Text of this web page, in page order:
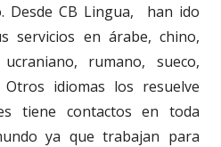
Desde CB Lingua, han ido
servicios en árabe, chino,
rumano, sueco,
idiomas los resuelve
tiene contactos en toda
ya que trabajan para